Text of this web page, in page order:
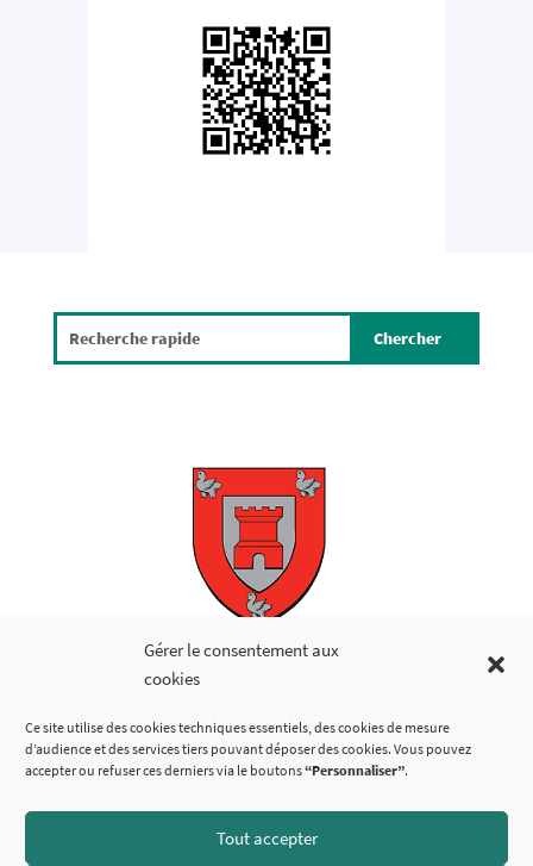
Gérer le consentement aux
cookies
Ce site utilise des cookies techniques essentiels, des cookies de mesure
d’audience et des services tiers pouvant déposer des cookies. Vous pouvez
accepter ou refuser ces derniers via le boutons“Personnaliser”.
Tout accepter
Copyright © 2026
SUIVEZ-NOUS